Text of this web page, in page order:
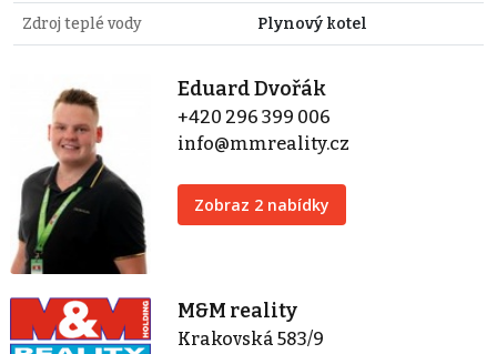
Zdroj teplé vody Plynový kotel
Eduard Dvořák
+420 296 399 006
info@mmreality.cz
Zobraz 2 nabídky
M&M reality
Krakovská 583/9